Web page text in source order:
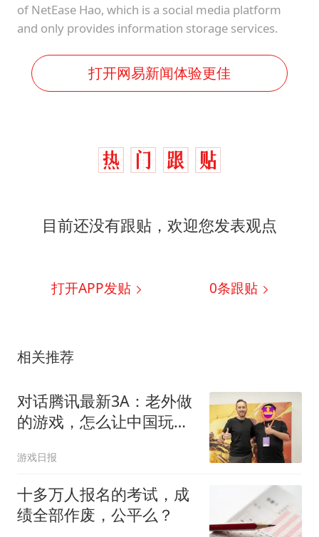
of NetEase Hao, which is a social media platform
and only provides information storage services.
打开网易新闻体验更佳
目前还没有跟贴，欢迎您发表观点
打开APP发贴 0条跟贴
相关推荐
对话腾讯最新3A：老外做
的游戏，怎么让中国玩
游戏日报
十多万人报名的考试，成
绩全部作废，公平么？